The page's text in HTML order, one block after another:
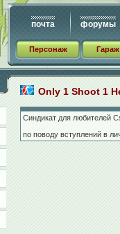
почта форумы
Персонаж Гараж
Only 1 Shoot 1
Синдикат для любителей
по поводу вступлений в